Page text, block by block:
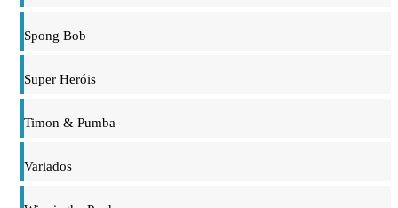
Spong Bob
Super Heróis
Timon & Pumba
Variados